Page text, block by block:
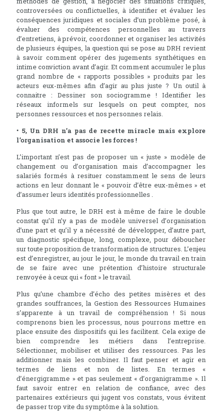
controversées ou conflictuelles, à identifier et évaluer les
conséquences juridiques et sociales d’un problème posé, à
évaluer des compétences personnelles au travers
d’entretiens, à prévoir, coordonner et organiser les activités
de plusieurs équipes, la question qui se pose au DRH revient
à savoir comment opérer des jugements synthétiques en
intime conviction avant d’agir. Et comment accumuler le plus
grand nombre de « rapports possibles » produits par les
acteurs eux-mêmes afin d’agir au plus juste ? Un outil à
connaitre : Dessiner son sociogramme ! Identifier les
réseaux informels sur lesquels on peut compter, nos
personnes ressources et nos personnes relais.
• 5, Un DRH n’a pas de recette miracle mais explore
l’organisation et associe les forces !
L’important n’est pas de proposer un « juste » modèle de
changement ou d’organisation mais d’accompagner les
salariés formés à resituer constamment le sens de leurs
actions en leur donnant le « pouvoir d’être eux-mêmes » et
d’assumer leurs identités professionnelles .
Plus que tout autre, le DRH est à même de faire le double
constat qu’il n’y a pas de modèle universel d’organisation
d’une part et qu’il y a nécessité de développer, d’autre part,
un diagnostic spécifique, long, complexe, pour déboucher
sur toute proposition de transformation de structures. L’enjeu
est d’enregistrer, au jour le jour, le monde du travail en train
de se faire avec une prétention d’histoire structurale
renvoyée à ceux qui « font » le travail.
Plus qu’une chambre d’écho des petites misères et des
grandes souffrances, la Gestion des Ressources Humaines
s’apparente à un travail de compréhension ! Si nous
comprenons bien les processus, nous pourrons mettre en
place ensuite des dispositifs qui les facilitent. Cela exige de
bien comprendre les métiers dans l’entreprise.
Sélectionner, mobiliser et utiliser des ressources. Pas les
additionner mais les combiner. Il faut penser et agir en
termes de liens et non de listes. En termes «
d’énergigramme » et pas seulement « d’organigramme ». Il
faut savoir entrer en relation de confiance, avec des
partenaires extérieurs qui jugent vos constats, vous évitent
de passer trop vite du symptôme à la solution.